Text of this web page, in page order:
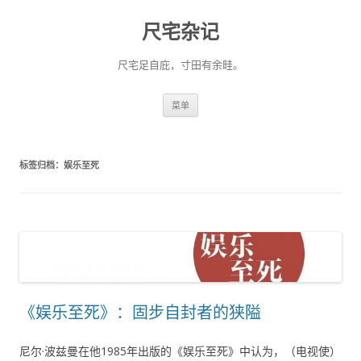
尺宅杂记
尺宅足自庇，寸田有余畦。
菜单
标签归档： 娱乐至死
《娱乐至死》：固步自封者的狭隘
尼尔·波兹曼在他1985年出版的《娱乐至死》中认为，（电视使）